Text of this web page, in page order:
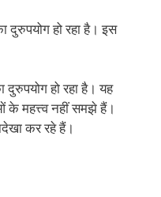
दुरुपयोग हो रहा है। इस
हो रहा है। यह
के महत्त्व नहीं समझे हैं।
कर रहे हैं।